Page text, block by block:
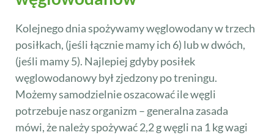
Kolejnego dnia spożywamy węglowodany w trzech
posiłkach, (jeśli łącznie mamy ich 6) lub w dwóch,
(jeśli mamy 5). Najlepiej gdyby posiłek
węglowodanowy był zjedzony po treningu.
Możemy samodzielnie oszacować ile węgli
potrzebuje nasz organizm – generalna zasada
mówi, że należy spożywać 2,2 g węgli na 1 kg wagi